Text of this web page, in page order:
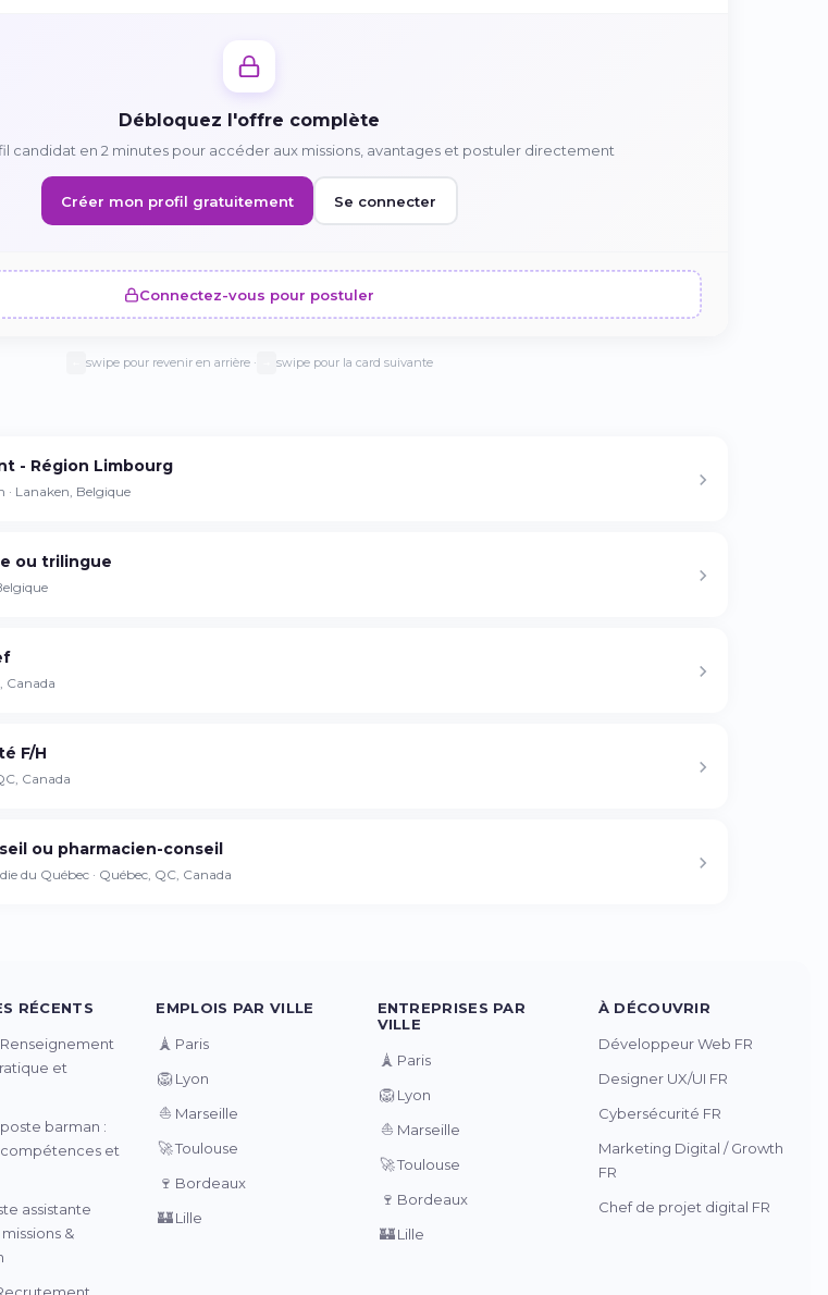
Débloquez l'offre complète
candidat en 2 minutes pour accéder aux missions, avantages et postuler directement
Créer mon profil gratuitement Se connecter
Connectez-vous pour postuler
swipe pour revenir en arrière · swipe pour la card suivante
- Région Limbourg
Lanaken, Belgique
ou trilingue
Canada
F/H
Canada
ou pharmacien-conseil
du Québec · Québec, QC, Canada
l'app sur Google Play
sur le web
RÉCENTS
et
barman :
compétences et
assistante
&
EMPLOIS PAR VILLE
🗼 Paris
🦁 Lyon
⛵ Marseille
🚀Toulouse
🍷 Bordeaux
🏰Lille
ENTREPRISES PAR
VILLE
🗼 Paris
🦁 Lyon
⛵ Marseille
🚀Toulouse
🍷 Bordeaux
🏰 Lille
À DÉCOUVRIR
Développeur Web FR
Designer UX/UI FR
Cybersécurité FR
Marketing Digital / Growth
FR
Chef de projet digital FR